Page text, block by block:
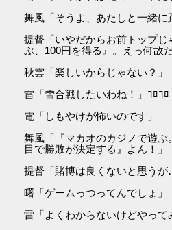
舞風「そうよ、あたしと一緒に
提督「いやだからお前トップ
ぶ、100円を得る』。えっ何故だ
秋雲「楽しいからじゃない？」
雷「雪合戦したいわね！」ｺﾛｺﾛ
電「しもやけが怖いのです」
舞風「『マカオのカジノで遊ぶ
目で勝敗が決定する』よん！」
提督「賭博は良くないと思うが
曙「ゲームっつってんでしょ」
雷「よくわからないけどやって